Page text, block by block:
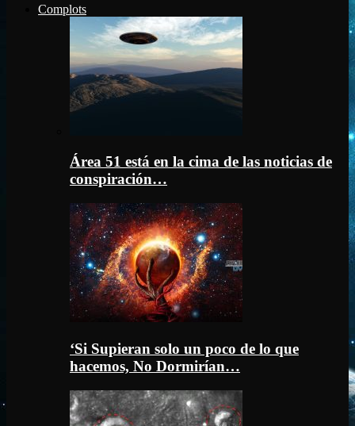
Complots
Área 51 está en la cima de las noticias de
conspiración…
‘Si Supieran solo un poco de lo que
hacemos, No Dormirían…